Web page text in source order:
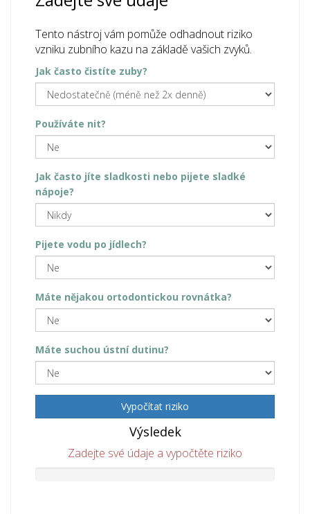
Tento nástroj vám pomůže odhadnout riziko
vzniku zubního kazu na základě vašich zvyků.
Jak často čistíte zuby?
Používáte nit?
Jak často jíte sladkosti nebo pijete sladké
nápoje?
Pijete vodu po jídlech?
Máte nějakou ortodontickou rovnátka?
Máte suchou ústní dutinu?
Vypočítat riziko
Výsledek
Zadejte své údaje a vypočtěte riziko